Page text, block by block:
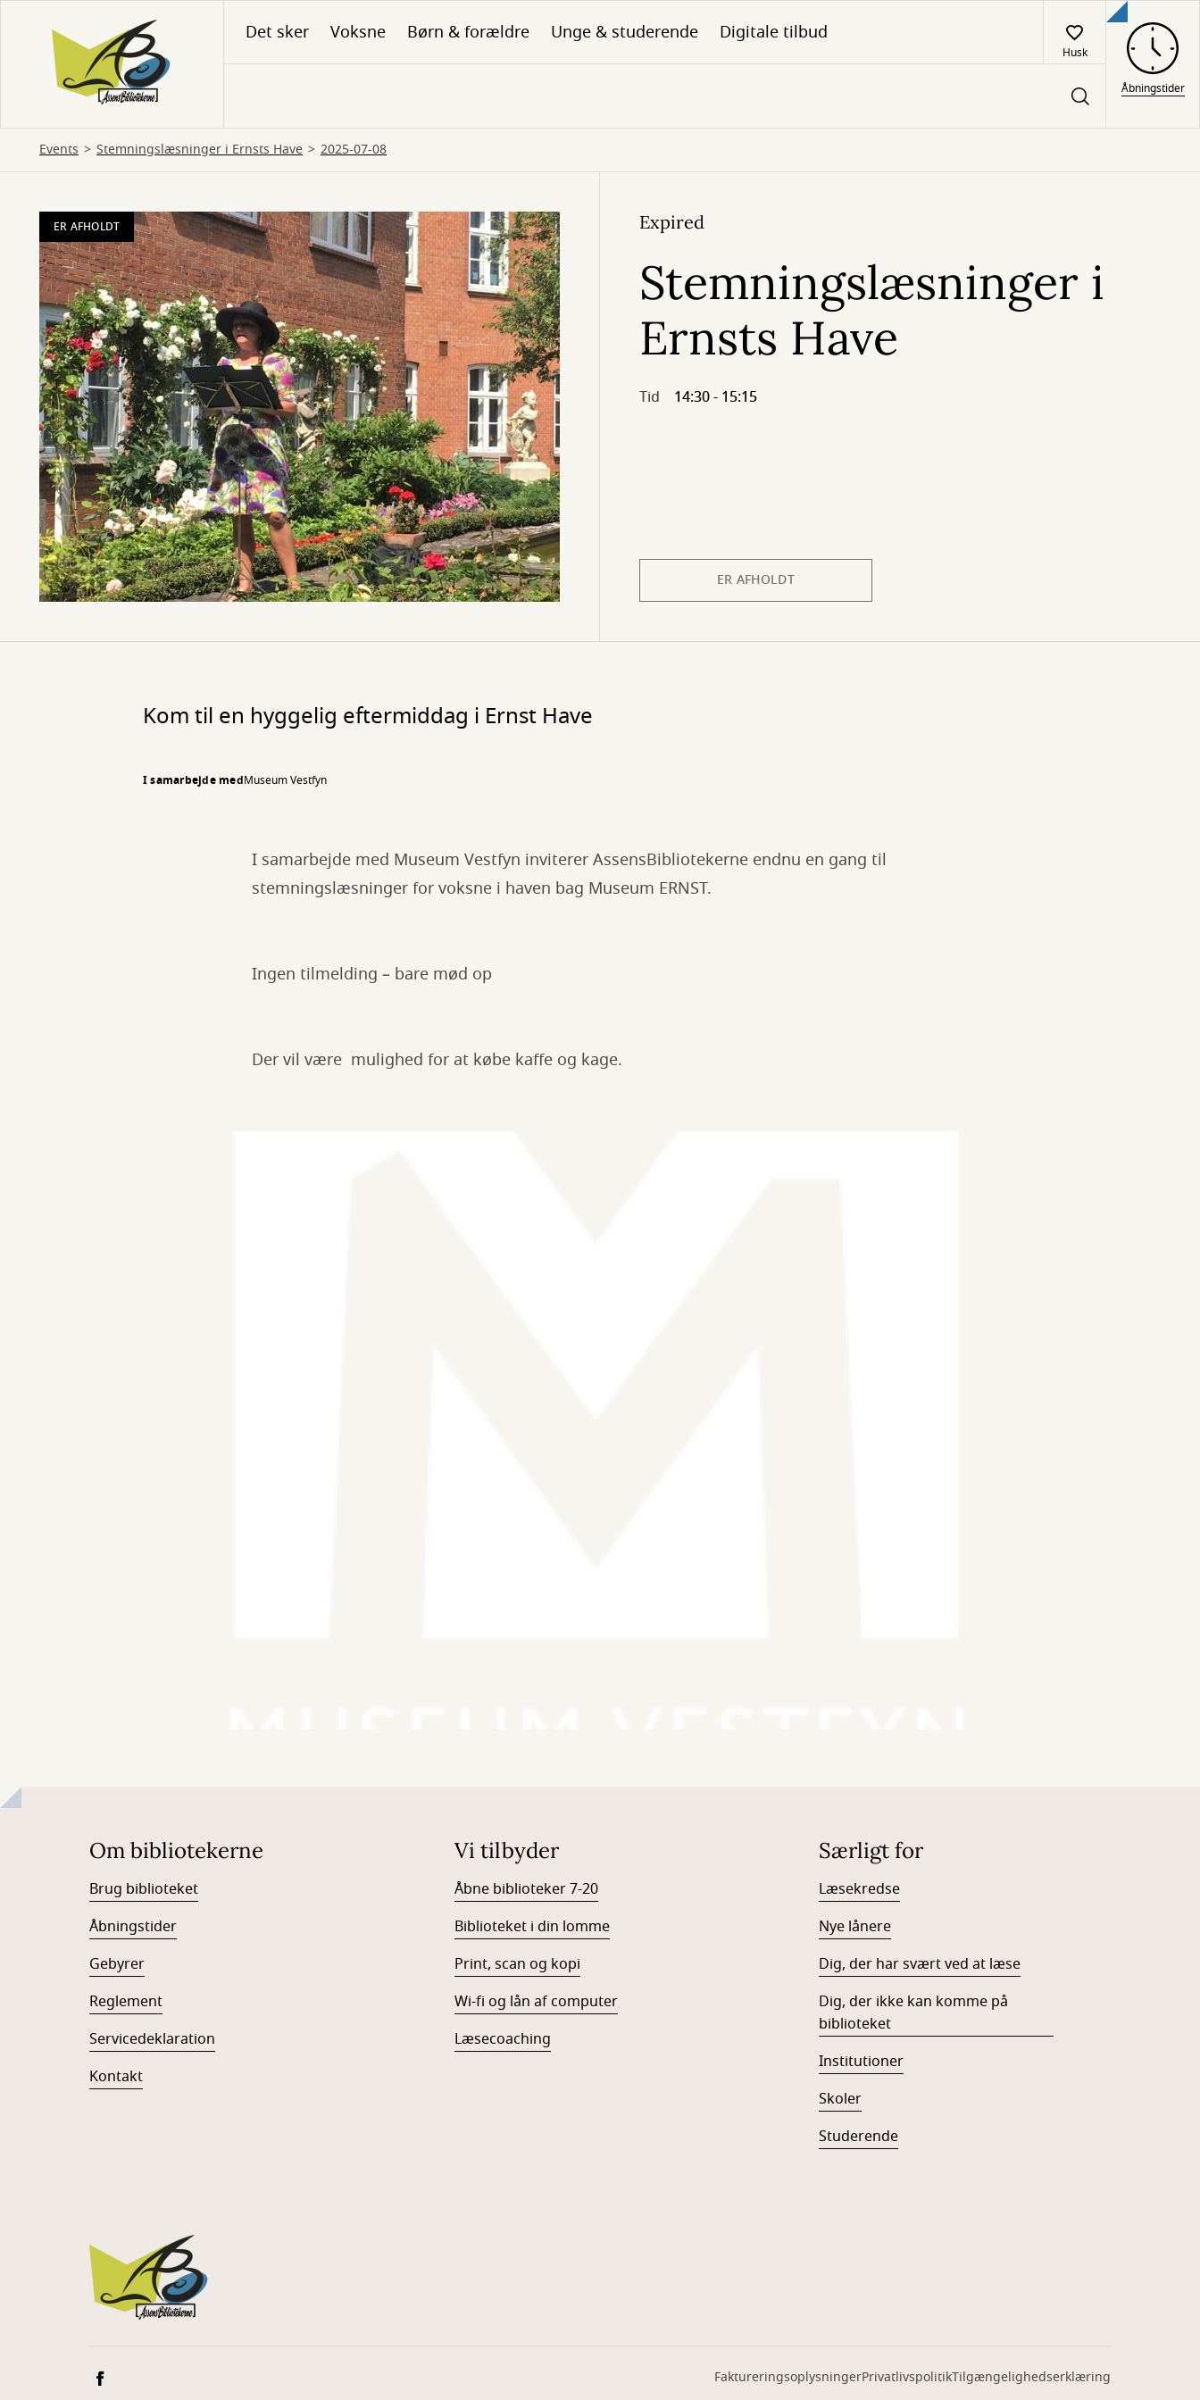
hovedindhold
Det sker Voksne Børn & forældre Unge & studerende Digitale tilbud
Husk
Åbningstider
Events Stemningslæsninger i Ernsts Have 2025-07-08
ER AFHOLDT Expired
Stemningslæsninger i
Ernsts Have
Tid 14:30 - 15:15
ER AFHOLDT
Kom til en hyggelig eftermiddag i Ernst Have
I samarbejde medMuseum Vestfyn
I samarbejde med Museum Vestfyn inviterer AssensBibliotekerne endnu en gang til
stemningslæsninger for voksne i haven bag Museum ERNST.
Ingen tilmelding – bare mød op
Der vil være mulighed for at købe kaffe og kage.
Om bibliotekerne
Brug biblioteket
Åbningstider
Gebyrer
Reglement
Servicedeklaration
Kontakt
Vi tilbyder
Åbne biblioteker 7-20
Biblioteket i din lomme
Print, scan og kopi
Wi-fi og lån af computer
Læsecoaching
Særligt for
Læsekredse
Nye lånere
Dig, der har svært ved at læse
Dig, der ikke kan komme på
biblioteket
Institutioner
Skoler
Studerende
FaktureringsoplysningerPrivatlivspolitikTilgængelighedserklæring